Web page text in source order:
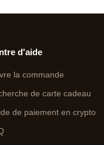
d'aide
la commande
de carte cadeau
de paiement en crypto